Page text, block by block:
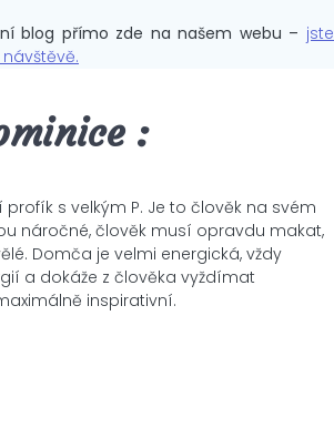
blog přímo zde na našem webu – jste
:
s velkým P. Je to člověk na svém
náročné, člověk musí opravdu makat,
Domča je velmi energická, vždy
a dokáže z člověka vyždímat
inspirativní.